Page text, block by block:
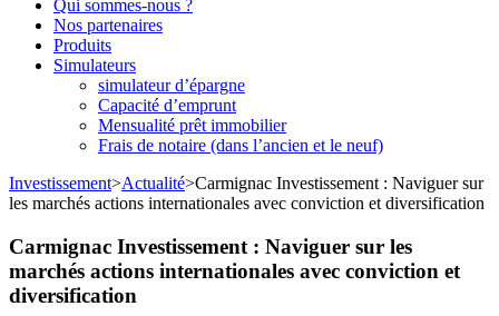
Qui sommes-nous ?
Nos partenaires
Produits
Simulateurs
simulateur d’épargne
Capacité d’emprunt
Mensualité prêt immobilier
Frais de notaire (dans l’ancien et le neuf)
Investissement>Actualité>Carmignac Investissement : Naviguer sur
les marchés actions internationales avec conviction et diversification
Carmignac Investissement : Naviguer sur les
marchés actions internationales avec conviction et
diversification